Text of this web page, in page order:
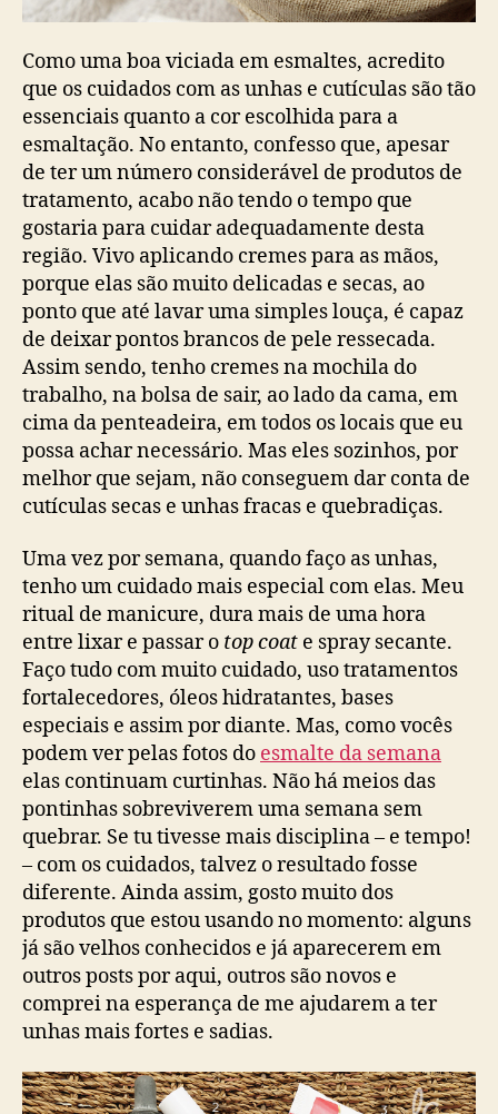
Como uma boa viciada em esmaltes, acredito
que os cuidados com as unhas e cutículas são tão
essenciais quanto a cor escolhida para a
esmaltação. No entanto, confesso que, apesar
de ter um número considerável de produtos de
tratamento, acabo não tendo o tempo que
gostaria para cuidar adequadamente desta
região. Vivo aplicando cremes para as mãos,
porque elas são muito delicadas e secas, ao
ponto que até lavar uma simples louça, é capaz
de deixar pontos brancos de pele ressecada.
Assim sendo, tenho cremes na mochila do
trabalho, na bolsa de sair, ao lado da cama, em
cima da penteadeira, em todos os locais que eu
possa achar necessário. Mas eles sozinhos, por
melhor que sejam, não conseguem dar conta de
cutículas secas e unhas fracas e quebradiças.
Uma vez por semana, quando faço as unhas,
tenho um cuidado mais especial com elas. Meu
ritual de manicure, dura mais de uma hora
entre lixar e passar o top coat e spray secante.
Faço tudo com muito cuidado, uso tratamentos
fortalecedores, óleos hidratantes, bases
especiais e assim por diante. Mas, como vocês
podem ver pelas fotos do esmalte da semana
elas continuam curtinhas. Não há meios das
pontinhas sobreviverem uma semana sem
quebrar. Se tu tivesse mais disciplina – e tempo!
– com os cuidados, talvez o resultado fosse
diferente. Ainda assim, gosto muito dos
produtos que estou usando no momento: alguns
já são velhos conhecidos e já aparecerem em
outros posts por aqui, outros são novos e
comprei na esperança de me ajudarem a ter
unhas mais fortes e sadias.